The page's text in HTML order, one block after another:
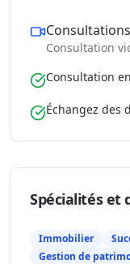
Consultation
Consultation
Échangez des
Spécialités et
Immobilier
Gestion de